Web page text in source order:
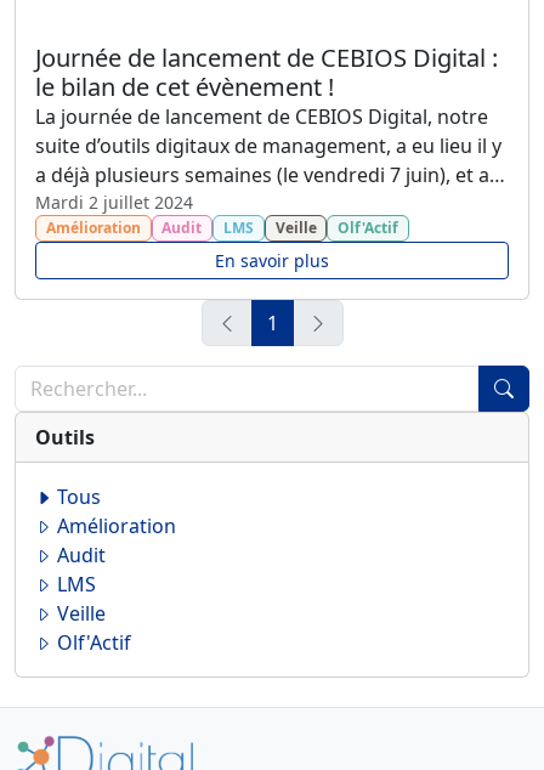
Journée de lancement de CEBIOS Digital :
le bilan de cet évènement !
La journée de lancement de CEBIOS Digital, notre
suite d’outils digitaux de management, a eu lieu il y
a déjà plusieurs semaines (le vendredi 7 juin), et a
été un franc succès ! Merci à toutes les personnes
qui ont pu participer à notre session 100% digitale
le matin, et à notre session 100% présentielle
cette journée qui a su marquer les esprits.
Mardi 2 juillet 2024
Amélioration Audit LMS Veille Olf'Actif
En savoir plus
1
Outils
Tous
Amélioration
Audit
LMS
Veille
Olf'Actif